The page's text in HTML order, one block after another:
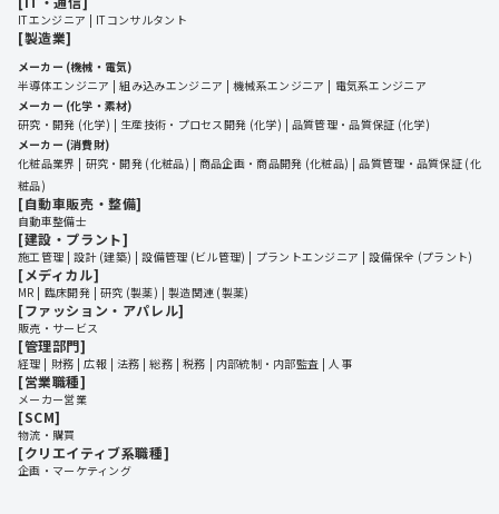
ITエンジニア ITコンサルタント
[製造業]
メーカー (機械・電気)
半導体エンジニア
組み込みエンジニア 機械系エンジニア
電気系エンジニア
メーカー (化学・素材)
研究・開発 (化学)
生産技術・プロセス開発 (化学)
品質管理・品質保証 (化学)
メーカー (消費財)
化粧品業界
研究・開発 (化粧品) 商品企画・商品開発 (化粧品)
品質管理・品質保証 (化
粧品)
[自動車販売・整備]
自動車整備士
[建設・プラント]
施工管理 設計 (建築) 設備管理 (ビル管理) プラントエンジニア 設備保全 (プラント)
[メディカル]
MR 臨床開発 研究 (製薬) 製造関連 (製薬)
[ファッション・アパレル]
販売・サービス
[管理部門]
経理 財務 広報 法務 総務 税務 内部統制・内部監査 人事
[営業職種]
メーカー営業
[SCM]
物流・購買
[クリエイティブ系職種]
企画・マーケティング